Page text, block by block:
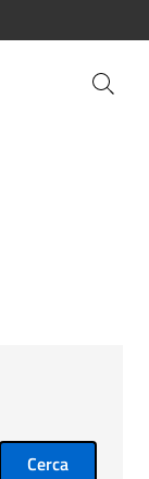
Cerca